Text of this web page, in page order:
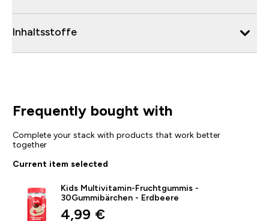
Inhaltsstoffe
Frequently bought with
Complete your stack with products that work better
together
Current item selected
Kids Multivitamin-Fruchtgummis -
30Gummibärchen - Erdbeere
discounted price
4,99 €‎